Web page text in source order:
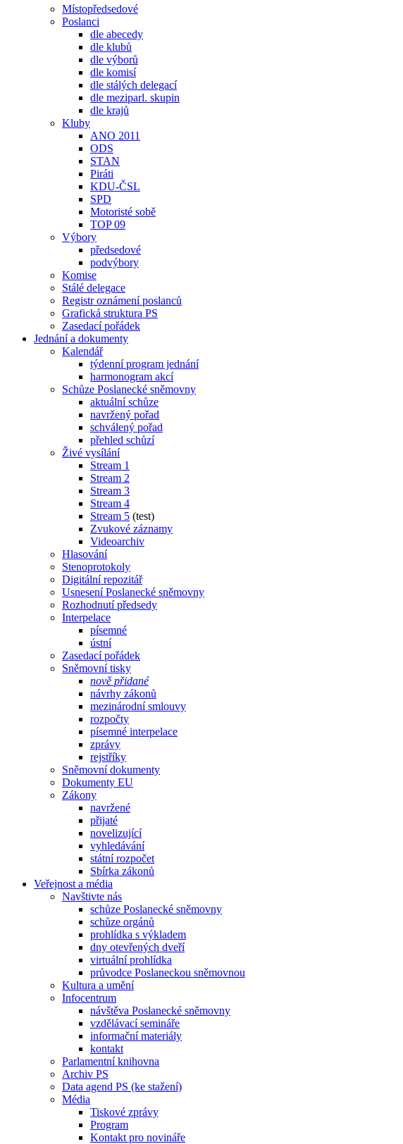
Místopředsedové
Poslanci
dle abecedy
dle klubů
dle výborů
dle komisí
dle stálých delegací
dle meziparl. skupin
dle krajů
Kluby
ANO 2011
ODS
STAN
Piráti
KDU-ČSL
SPD
Motoristé sobě
TOP 09
Výbory
předsedové
podvýbory
Komise
Stálé delegace
Registr oznámení poslanců
Grafická struktura PS
Zasedací pořádek
Jednání a dokumenty
Kalendář
týdenní program jednání
harmonogram akcí
Schůze Poslanecké sněmovny
aktuální schůze
navržený pořad
schválený pořad
přehled schůzí
Živé vysílání
Stream 1
Stream 2
Stream 3
Stream 4
Stream 5 (test)
Zvukové záznamy
Videoarchiv
Hlasování
Stenoprotokoly
Digitální repozitář
Usnesení Poslanecké sněmovny
Rozhodnutí předsedy
Interpelace
písemné
ústní
Zasedací pořádek
Sněmovní tisky
nově přidané
návrhy zákonů
mezinárodní smlouvy
rozpočty
písemné interpelace
zprávy
rejstříky
Sněmovní dokumenty
Dokumenty EU
Zákony
navržené
přijaté
novelizující
vyhledávání
státní rozpočet
Sbírka zákonů
Veřejnost a média
Navštivte nás
schůze Poslanecké sněmovny
schůze orgánů
prohlídka s výkladem
dny otevřených dveří
virtuální prohlídka
průvodce Poslaneckou sněmovnou
Kultura a umění
Infocentrum
návštěva Poslanecké sněmovny
vzdělávací semináře
informační materiály
kontakt
Parlamentní knihovna
Archiv PS
Data agend PS (ke stažení)
Média
Tiskové zprávy
Program
Kontakt pro novináře